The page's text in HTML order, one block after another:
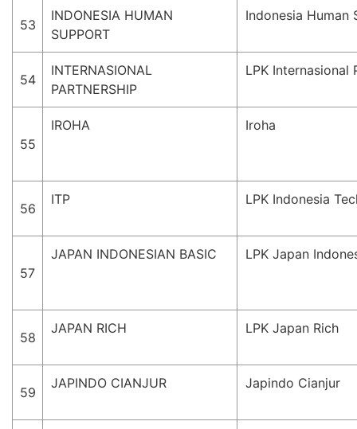
53
INDONESIA HUMAN
SUPPORT
Indonesia
54
INTERNASIONAL
PARTNERSHIP
LPK Internasional
55
IROHA Iroha
56
ITP LPK Indonesia
57
JAPAN INDONESIAN BASIC LPK Japan
58
JAPAN RICH LPK Japan Rich
59
JAPINDO CIANJUR Japindo Cianjur